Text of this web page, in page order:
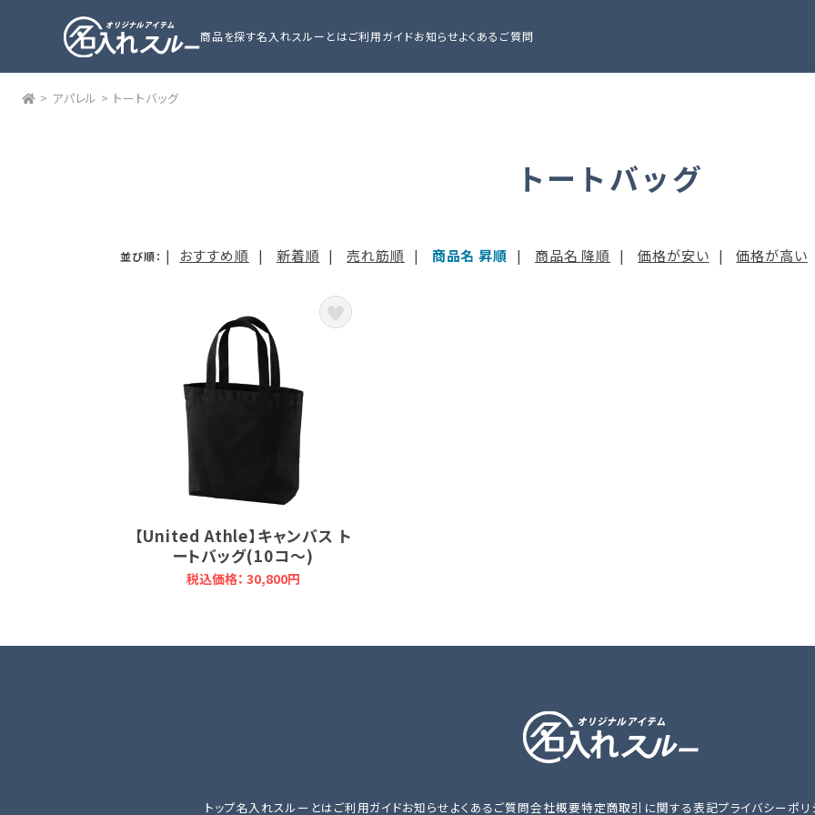
商品を探す名入れスルーとはご利用ガイドお知らせよくあるご質問
> アパレル > トートバッグ
トートバッグ
並び順： | おすすめ順 | 新着順 | 売れ筋順 | 商品名 昇順 | 商品名 降順 | 価格が安い | 価格が高い
【United Athle】キャンバス ト
ートバッグ(10コ～)
税込価格： 30,800円
トップ名入れスルーとはご利用ガイドお知らせよくあるご質問会社概要特定商取引に関する表記プライバシーポ